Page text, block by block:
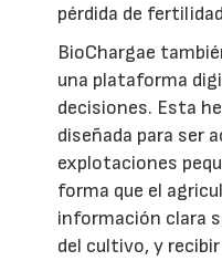
pérdida de
BioChargae
una plataforma
decisiones. Esta
diseñada para ser
explotaciones
forma que el
información clara
del cultivo, y